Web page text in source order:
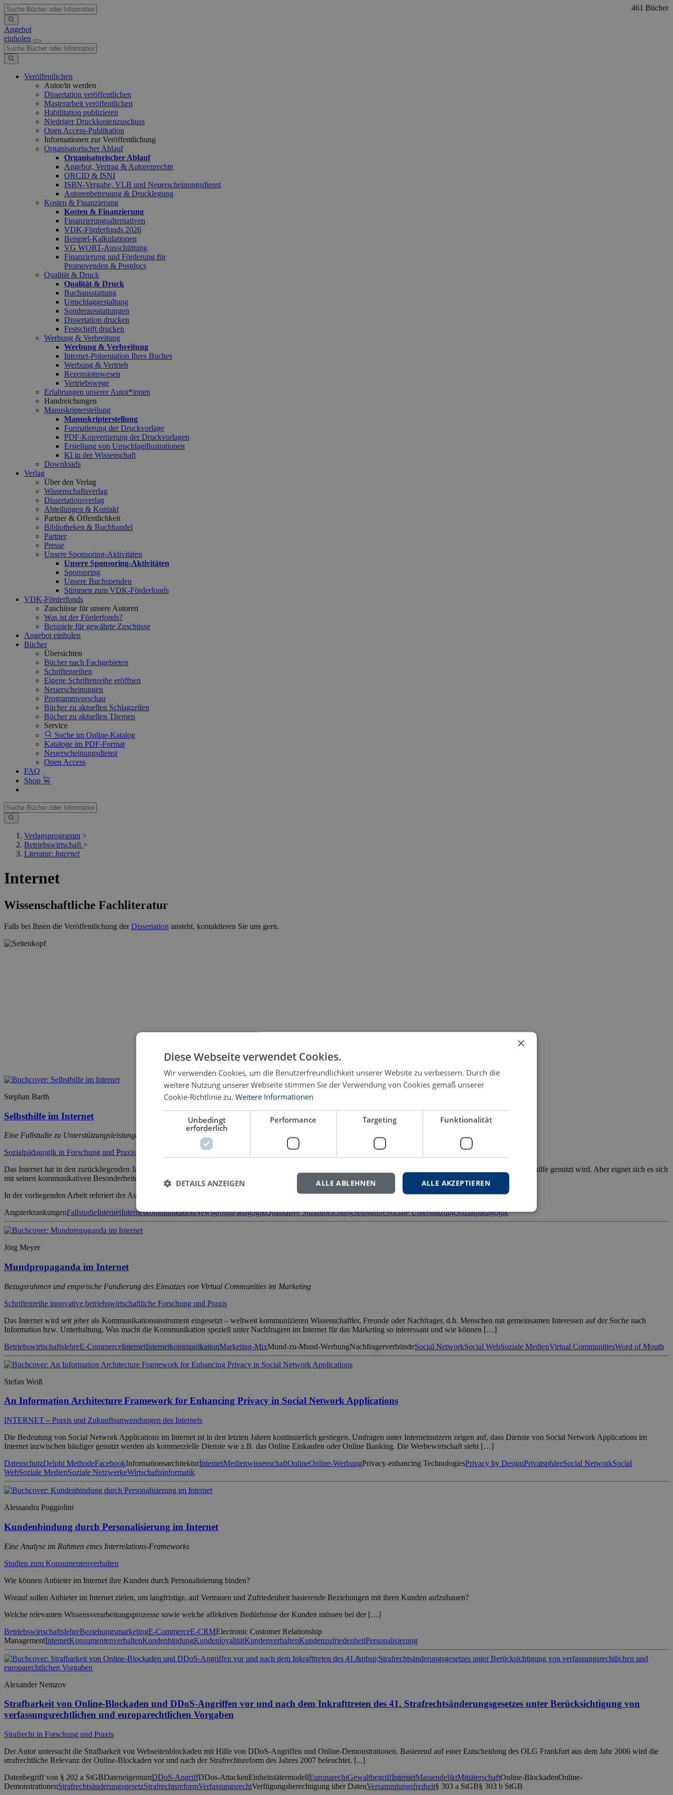
Angebot
einholen
Veröffentlichen
Autor/in werden
Dissertation veröffentlichen
Masterarbeit veröffentlichen
Habilitation publizieren
Niedriger Druckkostenzuschuss
Open Access-Publikation
Informationen zur Veröffentlichung
Organisatorischer Ablauf
Organisatorischer Ablauf
Angebot, Vertrag & Autorenrechte
ORCID & ISNI
ISBN-Vergabe, VLB und Neuerscheinungsdienst
Autorenbetreuung & Drucklegung
Kosten & Finanzierung
Kosten & Finanzierung
Finanzierungsalternativen
VDK-Förderfonds 2026
Beispiel-Kalkulationen
VG WORT-Ausschüttung
Finanzierung und Förderung für
Promovenden & Postdocs
Qualität & Druck
Qualität & Druck
Buchausstattung
Umschlaggestaltung
Sonderausstattungen
Dissertation drucken
Festschrift drucken
Werbung & Verbreitung
Werbung & Verbreitung
Internet-Präsentation Ihres Buches
Werbung & Vertrieb
Rezensionswesen
Vertriebswege
Erfahrungen unserer Autor*innen
Handreichungen
Manuskripterstellung
Manuskripterstellung
Formatierung der Druckvorlage
PDF-Konvertierung der Druckvorlagen
Erstellung von Umschlagillustrationen
KI in der Wissenschaft
Downloads
Verlag
Über den Verlag
Wissenschaftsverlag
Dissertationsverlag
Abteilungen & Kontakt
Partner & Öffentlichkeit
Bibliotheken & Buchhandel
Partner
Presse
Unsere Sponsoring-Aktivitäten
Unsere Sponsoring-Aktivitäten
Sponsoring
Unsere Buchspenden
Stimmen zum VDK-Förderfonds
VDK-Förderfonds
Zuschüsse für unsere Autoren
Was ist der Förderfonds?
Beispiele für gewährte Zuschüsse
Angebot einholen
Bücher
Übersichten
Bücher nach Fachgebieten
Schriftenreihen
Eigene Schriftenreihe eröffnen
Neuerscheinungen
Programmvorschau
Bücher zu aktuellen Schlagzeilen
Bücher zu aktuellen Themen
Service
Suche im Online-Katalog
Kataloge im PDF-Format
Neuerscheinungsdienst
Open Access
FAQ
Shop
Verlagsprogramm >
Betriebswirtschaft >
Literatur: Internet
461 Bücher
Internet
Wissenschaftliche Fachliteratur
Falls bei Ihnen die Veröffentlichung derDissertation ansteht, kontaktieren Sie uns gern.
Stephan Barth
Selbsthilfe im Internet
Eine Fallstudie zu Unterstützungsleistungen in einer Selbsthilfe-Newsgroup
Sozialpädagogik in Forschung und Praxis
Das Internet hat in den zurückliegenden Jahren Einzug gehalten in die unterschiedlichsten Lebensbereiche. So verwundert es nicht, dass das Medium auch für die Selbsthilfe genutzt wird. Aber eignet sich es sich
mit seinen kommunikativen Besonderheiten auch dafür?
In der vorliegenden Arbeit referiert der Autor zunächst ausführlich die […]
AngsterkrankungenFallstudieInternetInternetkommunikationNewsgroupPädagogikQualitative SozialforschungSelbsthilfeSoziale UnterstützungSozialpädagogik
Jörg Meyer
Mundpropaganda im Internet
Bezugsrahmen und empirische Fundierung des Einsatzes von Virtual Communities im Marketing
Schriftenreihe innovative betriebswirtschaftliche Forschung und Praxis
Das Internet wird seit jeher als Kommunikationsinstrument eingesetzt – weltweit kommunizieren Wissenschaftler, Freunde oder Nachfrager, d.h. Menschen mit gemeinsamen Interessen auf der Suche nach
Information bzw. Unterhaltung. Was macht die Kommunikation speziell unter Nachfragern im Internet für das Marketing so interessant und wie können […]
BetriebswirtschaftslehreE-CommerceInternetInternetkommunikationMarketing-MixMund-zu-Mund-WerbungNachfragerverbündeSocial NetworkSocial WebSoziale MedienVirtual CommunitiesWord of Mouth
Stefan Weiß
An Information Architecture Framework for Enhancing Privacy in Social Network Applications
INTERNET – Praxis und Zukunftsanwendungen des Internets
Die Bedeutung von Social Network Applications im Internet ist in den letzten Jahren kontinuierlich gestiegen. Umfragen unter Internetnutzern zeigen auf, dass Dienste von Social Network Applications im
Internet inzwischen häufiger genutzt werden als kommerzielle Dienste wie z.B. das Online Einkaufen oder Online Banking. Die Werbewirtschaft sieht […]
DatenschutzDelphi MethodeFacebookInformationsarchitekturInternetMedienwissenschaftOnlineOnline-WerbungPrivacy-enhancing TechnologiesPrivacy by DesignPrivatsphäreSocial NetworkSocial
WebSoziale MedienSoziale NetzwerkeWirtschaftsinformatik
Alessandra Poggiolini
Kundenbindung durch Personalisierung im Internet
Eine Analyse im Rahmen eines Interrelations-Frameworks
Studien zum Konsumentenverhalten
Wie können Anbieter im Internet ihre Kunden durch Personalisierung binden?
Worauf sollen Anbieter im Internet zielen, um langfristige, auf Vertrauen und Zufriedenheit basierende Beziehungen mit ihren Kunden aufzubauen?
Welche relevanten Wissensverarbeitungsprozesse sowie welche affektiven Bedürfnisse der Kunden müssen bei der […]
BetriebswirtschaftslehreBeziehungsmarketingE-CommerceE-CRMElectronic Customer Relationship
ManagementInternetKonsumentenverhaltenKundenbindungKundenloyalitätKundenverhaltenKundenzufriedenheitPersonalisierung
Alexander Nemzov
Strafbarkeit von Online-Blockaden und DDoS-Angriffen vor und nach dem Inkrafttreten des 41. Strafrechtsänderungsgesetzes unter Berücksichtigung von
verfassungsrechtlichen und europarechtlichen Vorgaben
Strafrecht in Forschung und Praxis
Der Autor untersucht die Strafbarkeit von Webseitenblockaden mit Hilfe von DDoS-Angriffen und Online-Demonstrationen. Basierend auf einer Entscheidung des OLG Frankfurt aus dem Jahr 2006 wird die
strafrechtliche Relevanz der Online-Blockaden vor und nach der Strafrechtsreform des Jahres 2007 beleuchtet. [...]
Datenbegriff von § 202 a StGBDateneigentumDDoS-AngriffDDos-AttackenEinheitstätermodellEuroparechtGewaltbegriffInternetMassendeliktMittäterschaftOnline-BlockadenOnline-
DemonstrationenStrafrechtsänderungsgesetzStrafrechtsreformVerfassungsrechtVerfügungsberechtigung über DatenVersammlungsfreiheit§ 303 a StGB§ 303 b StGB
×
Diese Webseite verwendet Cookies.
Wir verwenden Cookies, um die Benutzerfreundlichkeit unserer Website zu verbessern. Durch die
weitere Nutzung unserer Webseite stimmen Sie der Verwendung von Cookies gemäß unserer
Cookie-Richtlinie zu. Weitere Informationen
Unbedingt
erforderlich
Performance Targeting Funktionalität
ALLE AKZEPTIEREN
ALLE ABLEHNEN
DETAILS ANZEIGEN